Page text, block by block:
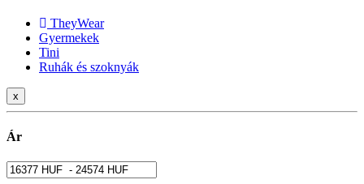
TheyWear
Gyermekek
Tini
Ruhák és szoknyák
x
Ár